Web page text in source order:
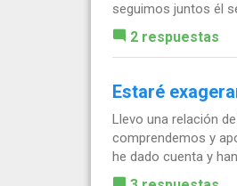
seguimos juntos él
2 respuestas
Estaré
Llevo una relación
comprendemos y
he dado cuenta y